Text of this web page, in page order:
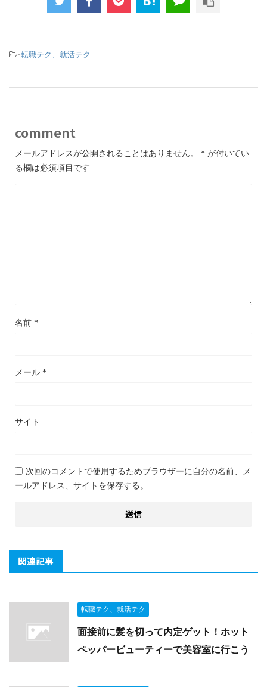
-転職テク、就活テク
comment
メールアドレスが公開されることはありません。 * が付いてい
る欄は必須項目です
名前 *
メール *
サイト
次回のコメントで使用するためブラウザーに自分の名前、メ
ールアドレス、サイトを保存する。
関連記事
転職テク、就活テク
面接前に髪を切って内定ゲット！ホット
ペッパービューティーで美容室に行こう